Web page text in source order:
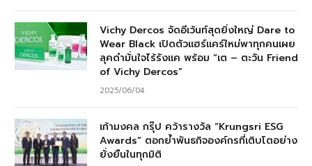
Vichy Dercos จัดอีเว้นท์สุดยิ่งใหญ่ Dare to
Wear Black เปิดตัวแฮร์แคร์ใหม่พาทุกคนเผย
ลุคดำมั่นใจไร้รังแค พร้อม “เต – ตะวัน Friend
of Vichy Dercos”
2025/06/04
เก้ามงคล กรุ๊ป คว้ารางวัล “Krungsri ESG
Awards” ตอกย้ำพันธกิจองค์กรที่เติบโตอย่าง
ยั่งยืนในทุกมิติ